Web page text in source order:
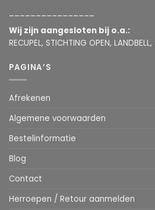
Wij zijn aangesloten bij o.a.:
RECUPEL, STICHTING OPEN,
PAGINA’S
Afrekenen
Algemene voorwaarden
Bestelinformatie
Blog
Contact
Herroepen / Retour aanmelden